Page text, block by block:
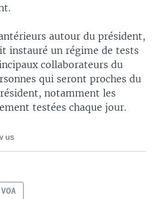
autour du président,
instauré un régime de tests
collaborateurs du
qui seront proches du
notamment les
testées chaque jour.
us